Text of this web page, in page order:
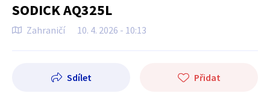
SODICK AQ325L
Zahraničí 10. 4. 2026 - 10:13
Sdílet Přidat